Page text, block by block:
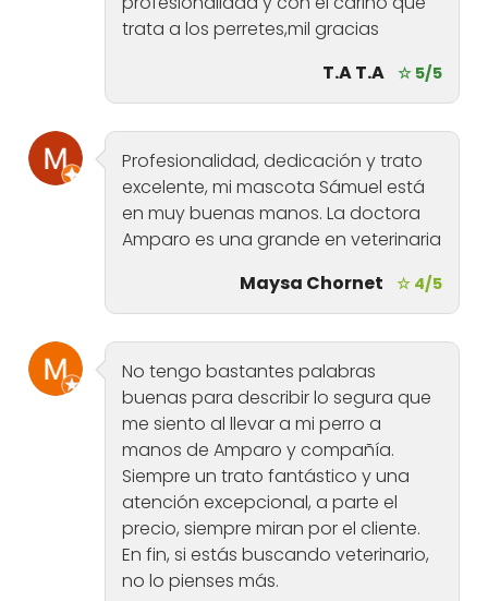
trata a los perretes,mil gracias
T.A T.A ☆ 5/5
Profesionalidad, dedicación y trato
excelente, mi mascota Sámuel está
en muy buenas manos. La doctora
Amparo es una grande en veterinaria
Maysa Chornet
☆ 4/5
No tengo bastantes palabras
buenas para describir lo segura que
me siento al llevar a mi perro a
manos de Amparo y compañía.
Siempre un trato fantástico y una
atención excepcional, a parte el
precio, siempre miran por el cliente.
En fin, si estás buscando veterinario,
no lo pienses más.